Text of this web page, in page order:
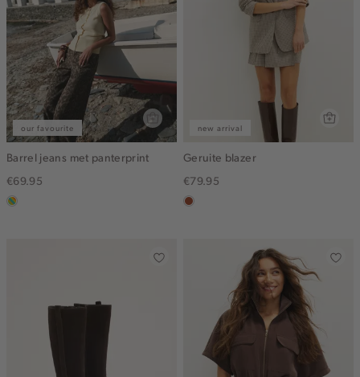
our favourite
Barrel jeans met panterprint
€69.95
meerkleurig
new arrival
Geruite blazer
€79.95
bruin